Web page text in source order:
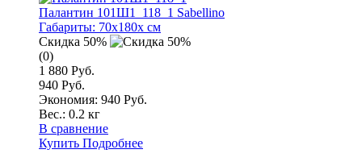
Палантин 101Ш1_118_1 Sabellino
Габариты: 70x180x см
Скидка 50%
(0)
1 880 Руб.
940 Руб.
Экономия: 940 Руб.
Вес.: 0.2 кг
В сравнение
Купить Подробнее